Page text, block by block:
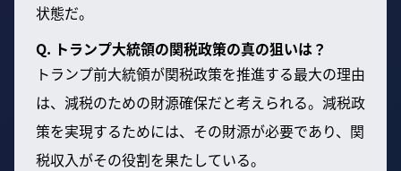
状態だ。
Q. トランプ大統領の関税政策の真の狙いは？
トランプ前大統領が関税政策を推進する最大の理由
は、減税のための財源確保だと考えられる。減税政
策を実現するためには、その財源が必要であり、関
税収入がその役割を果たしている。